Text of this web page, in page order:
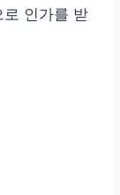
인가를 받